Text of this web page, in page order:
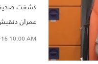
كشفت صحيفة
عمران
10:00 AM